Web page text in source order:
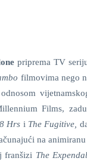
priprema TV
filmovima nego
Films,
Hrs i The Fugitive,
na
franšizi The